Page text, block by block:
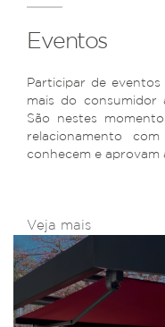
Eventos
Participar de
mais do consumidor
São nestes
relacionamento
conhecem e aprovam
Veja mais